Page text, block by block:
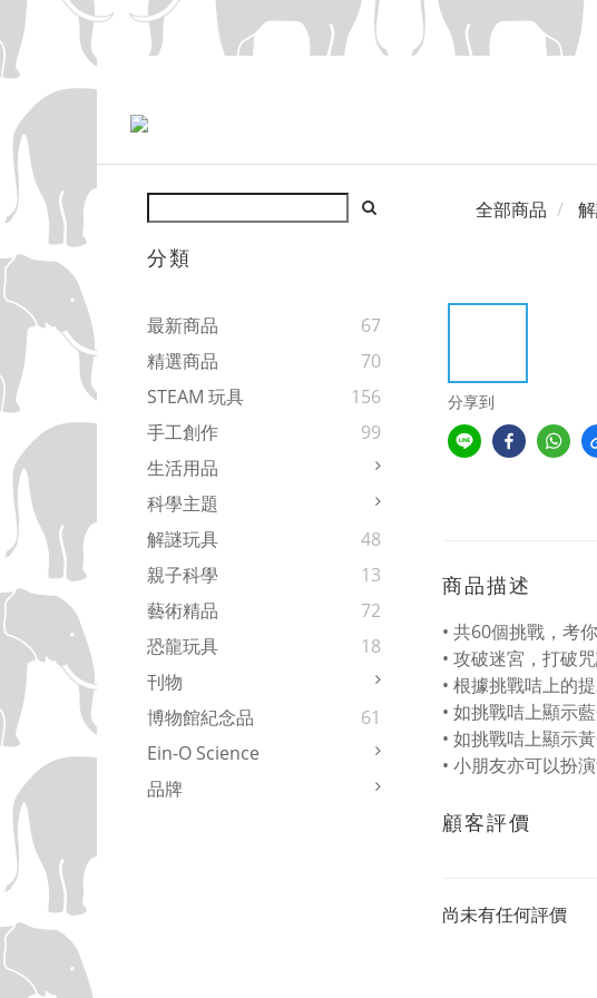
分類
最新商品
67
精選商品
70
STEAM 玩具
156
手工創作
99
生活用品
科學主題
解謎玩具
48
親子科學
13
藝術精品
72
恐龍玩具
18
刊物
博物館紀念品
61
Ein-O Science
品牌
全部商品
分享到
商品描述
• 共60個挑戰，考
• 攻破迷宮，打破咒
• 根據挑戰咭上的
• 如挑戰咭上顯示
• 如挑戰咭上顯示
• 小朋友亦可以扮
顧客評價
尚未有任何評價